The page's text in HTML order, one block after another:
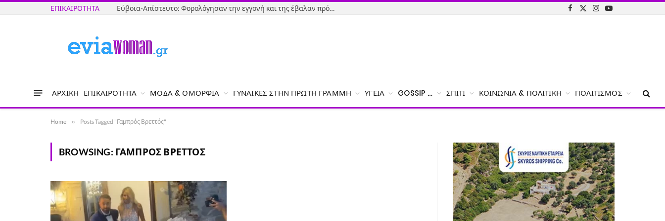
ΕΠΙΚΑΙΡΌΤΗΤΑ Εύβοια-Απίστευτο: Φορολόγησαν την εγγονή και της έβαλαν πρόστιμο γιατί δεν δήλωσε το χαρτζιλίκι του παππού!
Facebook
X
Instagram
YouTube
ΑΡΧΙΚΉ ΕΠΙΚΑΙΡΌΤΗΤΑ ΜΌΔΑ & ΟΜΟΡΦΙΆ ΓΥΝΑΊΚΕΣ ΣΤΗΝ ΠΡΏΤΗ ΓΡΑΜΜΉ ΥΓΕΊΑ GOSSIP … ΣΠΊΤΙ ΚΟΙΝΩΝΊΑ & ΠΟΛΙΤΙΚΉ ΠΟΛΙΤΙΣΜΌΣ
Home » Posts Tagged "Γαμπρός Βρεττός"
BROWSING: ΓΑΜΠΡΌΣ ΒΡΕΤΤΌΣ